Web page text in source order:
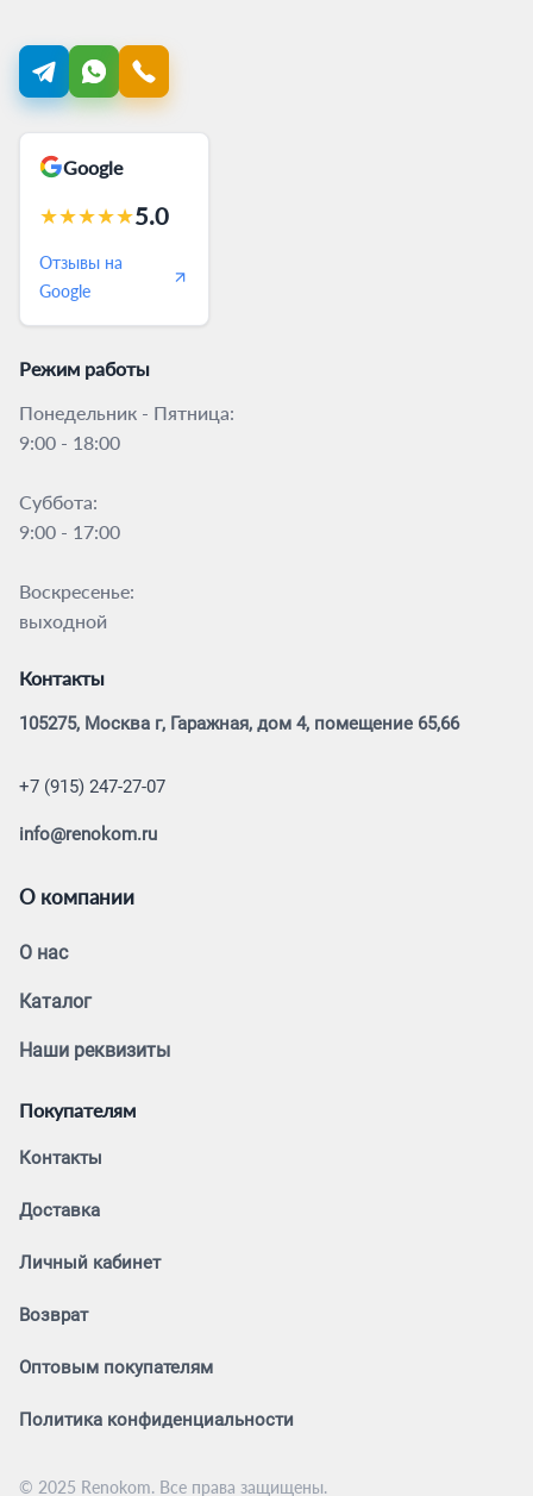
Google
★★★★★5.0
Отзывы на
Google
Режим работы
Понедельник - Пятница:
9:00 - 18:00
Суббота:
9:00 - 17:00
Воскресенье:
выходной
Контакты
105275, Москва г, Гаражная, дом 4, помещение 65,66
+7 (915) 247-27-07
info@renokom.ru
О компании
О нас
Каталог
Наши реквизиты
Покупателям
Контакты
Доставка
Личный кабинет
Возврат
Оптовым покупателям
Политика конфиденциальности
© 2025 Renokom. Все права защищены.